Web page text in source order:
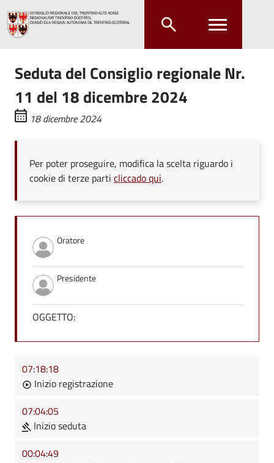
Seduta del Consiglio regionale Nr.
11 del 18 dicembre 2024
18 dicembre 2024
Per poter proseguire, modifica la scelta riguardo i
cookie di terze parti cliccado qui.
Oratore
Presidente
OGGETTO:
07:18:18
Inizio registrazione
07:04:05
Inizio seduta
00:04:49